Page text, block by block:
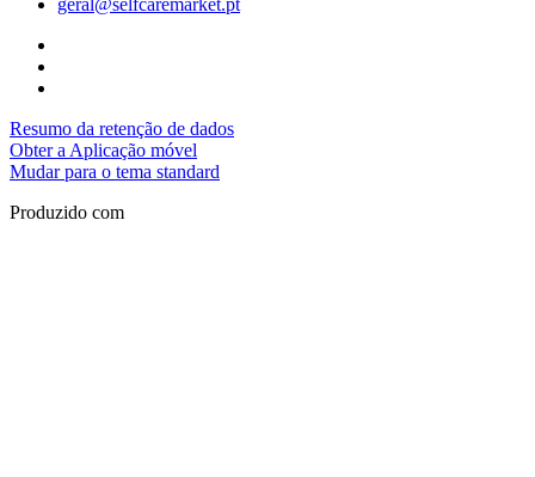
geral@selfcaremarket.pt
Resumo da retenção de dados
Obter a Aplicação móvel
Mudar para o tema standard
Produzido com